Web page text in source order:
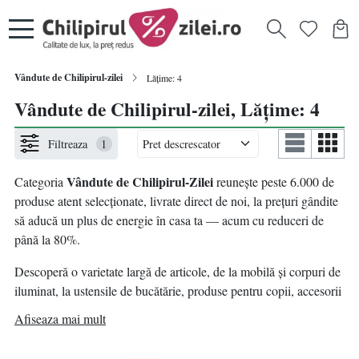
Vândute de Chilipirul-zilei Lățime: 4
Vândute de Chilipirul-zilei, Lățime: 4
Filtreaza 1
Categoria Vândute de Chilipirul-Zileireunește peste 6.000 de
produse atent selecționate, livrate direct de noi, la prețuri gândite
să aducă un plus de energie în casa ta — acum cu reduceri de
până la 80%.
Descoperă o varietate largă de articole, de la mobilă și corpuri de
iluminat, la ustensile de bucătărie, produse pentru copii, accesorii
idei practice pentru un nou început.
Afiseaza mai mult